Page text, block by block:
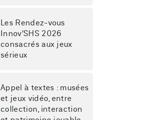
Les Rendez-vous
Innov'SHS 2026
consacrés aux jeux
sérieux
Appel à textes : musées
et jeux vidéo, entre
collection, interaction